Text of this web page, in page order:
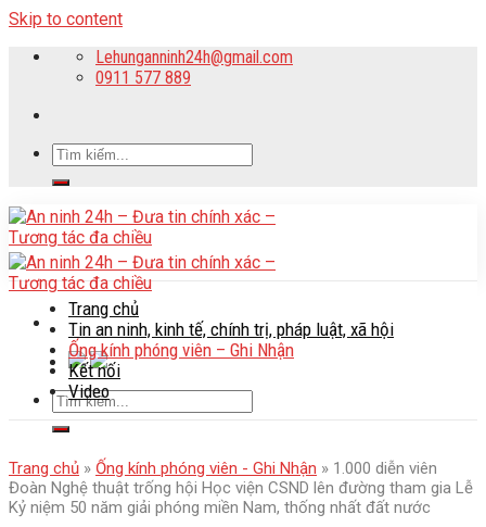
Skip to content
Lehunganninh24h@gmail.com
0911 577 889
Trang chủ
Tin an ninh, kinh tế, chính trị, pháp luật, xã hội
Ống kính phóng viên – Ghi Nhận
Kết nối
Video
Trang chủ » Ống kính phóng viên - Ghi Nhận » 1.000 diễn viên
Đoàn Nghệ thuật trống hội Học viện CSND lên đường tham gia Lễ
Kỷ niệm 50 năm giải phóng miền Nam, thống nhất đất nước